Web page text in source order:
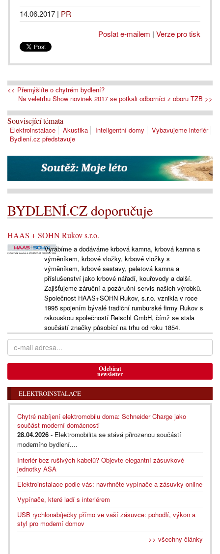
14.06.2017 | PR
Poslat e-mailem | Verze pro tisk
<< Přemýšlíte o chytrém bydlení?
Na veletrhu Show novinek 2017 se potkali odborníci z oboru TZB >>
Související témata
Elektroinstalace Akustika Inteligentní domy
Vybavujeme interiér
Bydlení.cz představuje
BYDLENÍ.CZ doporučuje
HAAS + SOHN Rukov s.r.o.
Vyrábíme a dodáváme krbová kamna, krbová kamna s
výměníkem, krbové vložky, krbové vložky s
výměníkem, krbové sestavy, peletová kamna a
příslušenství jako krbové nářadí, kouřovody a další.
Zajišťujeme záruční a pozáruční servis našich výrobků.
Společnost HAAS+SOHN Rukov, s.r.o. vznikla v roce
1995 spojením bývalé tradiční rumburské firmy Rukov s
rakouskou společností Reischl GmbH, čímž se stala
součástí značky působící na trhu od roku 1854.
Odebírat
newsletter
ELEKTROINSTALACE
Chytré nabíjení elektromobilu doma: Schneider Charge jako
součást moderní domácnosti
28.04.2026 - Elektromobilita se stává přirozenou součástí
moderního bydlení....
Interiér bez rušivých kabelů? Objevte elegantní zásuvkové
jednotky ASA
Elektroinstalace podle vás: navrhněte vypínače a zásuvky online
Vypínače, které ladí s interiérem
USB rychlonabíječky přímo ve vaší zásuvce: pohodlí, výkon a
styl pro moderní domov
>> všechny články